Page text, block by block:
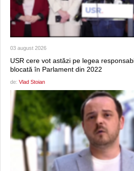
03 august 2026
USR cere vot astăzi pe legea
blocată în Parlament din 2022
de: Vlad Stoian